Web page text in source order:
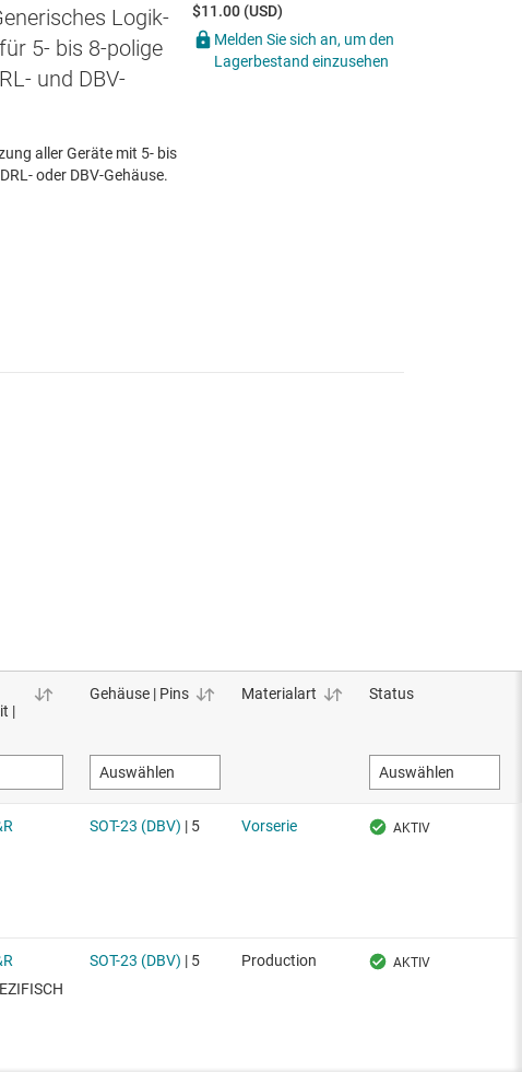
Logik-
5- bis 8-polige
und DBV-
aller Geräte mit 5- bis
oder DBV-Gehäuse.
$11.00 (USD)
Melden Sie sich an, um den
Lagerbestand einzusehen